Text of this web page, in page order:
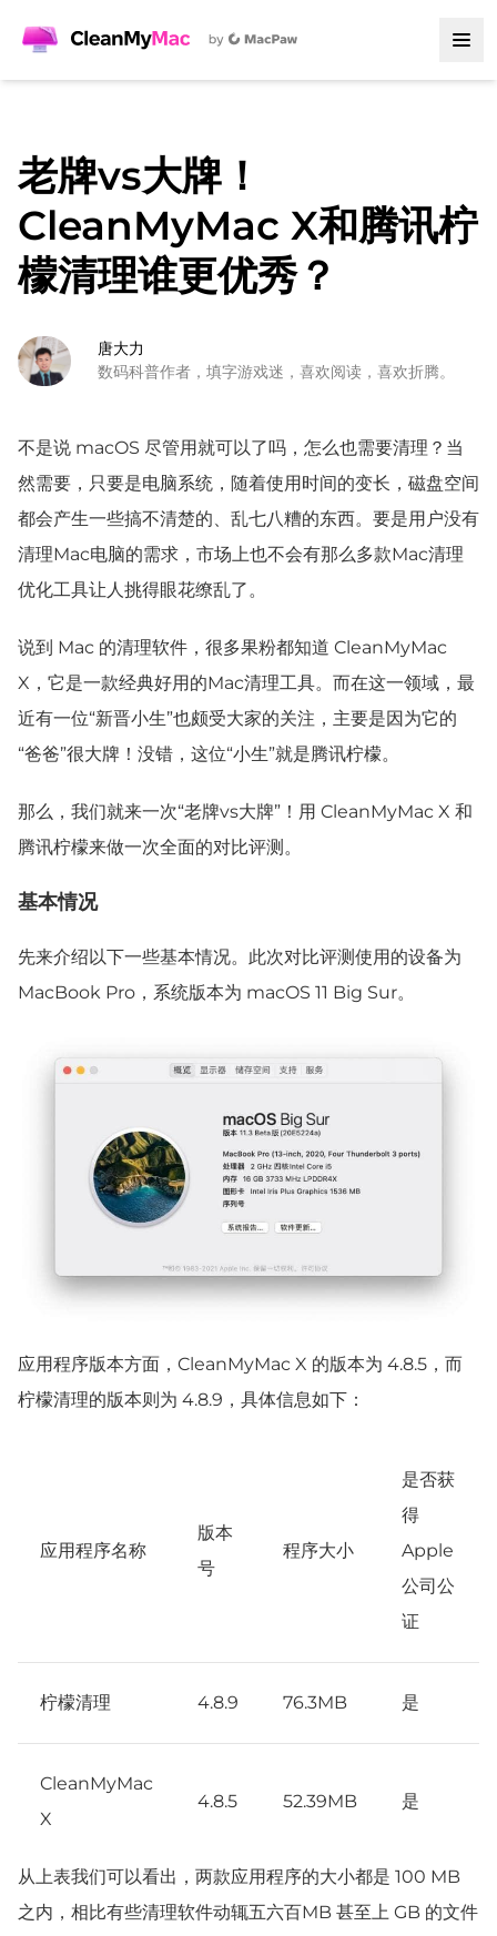
老牌vs大牌！
CleanMyMac X和腾讯柠
檬清理谁更优秀？
唐大力
数码科普作者，填字游戏迷，喜欢阅读，喜欢折腾。
不是说 macOS 尽管用就可以了吗，怎么也需要清理？当
然需要，只要是电脑系统，随着使用时间的变长，磁盘空间
都会产生一些搞不清楚的、乱七八糟的东西。要是用户没有
清理Mac电脑的需求，市场上也不会有那么多款Mac清理
优化工具让人挑得眼花缭乱了。
说到 Mac 的清理软件，很多果粉都知道 CleanMyMac
X，它是一款经典好用的Mac清理工具。而在这一领域，最
近有一位“新晋小生”也颇受大家的关注，主要是因为它的
“爸爸”很大牌！没错，这位“小生”就是腾讯柠檬。
那么，我们就来一次“老牌vs大牌”！用 CleanMyMac X 和
腾讯柠檬来做一次全面的对比评测。
基本情况
先来介绍以下一些基本情况。此次对比评测使用的设备为
MacBook Pro，系统版本为 macOS 11 Big Sur。
应用程序版本方面，CleanMyMac X 的版本为 4.8.5，而
柠檬清理的版本则为 4.8.9，具体信息如下：
应用程序名称
版本
号
程序大小
是否获
得
Apple
公司公
证
柠檬清理 4.8.9 76.3MB 是
CleanMyMac
X
4.8.5 52.39MB 是
从上表我们可以看出，两款应用程序的大小都是 100 MB
之内，相比有些清理软件动辄五六百MB 甚至上 GB 的文件